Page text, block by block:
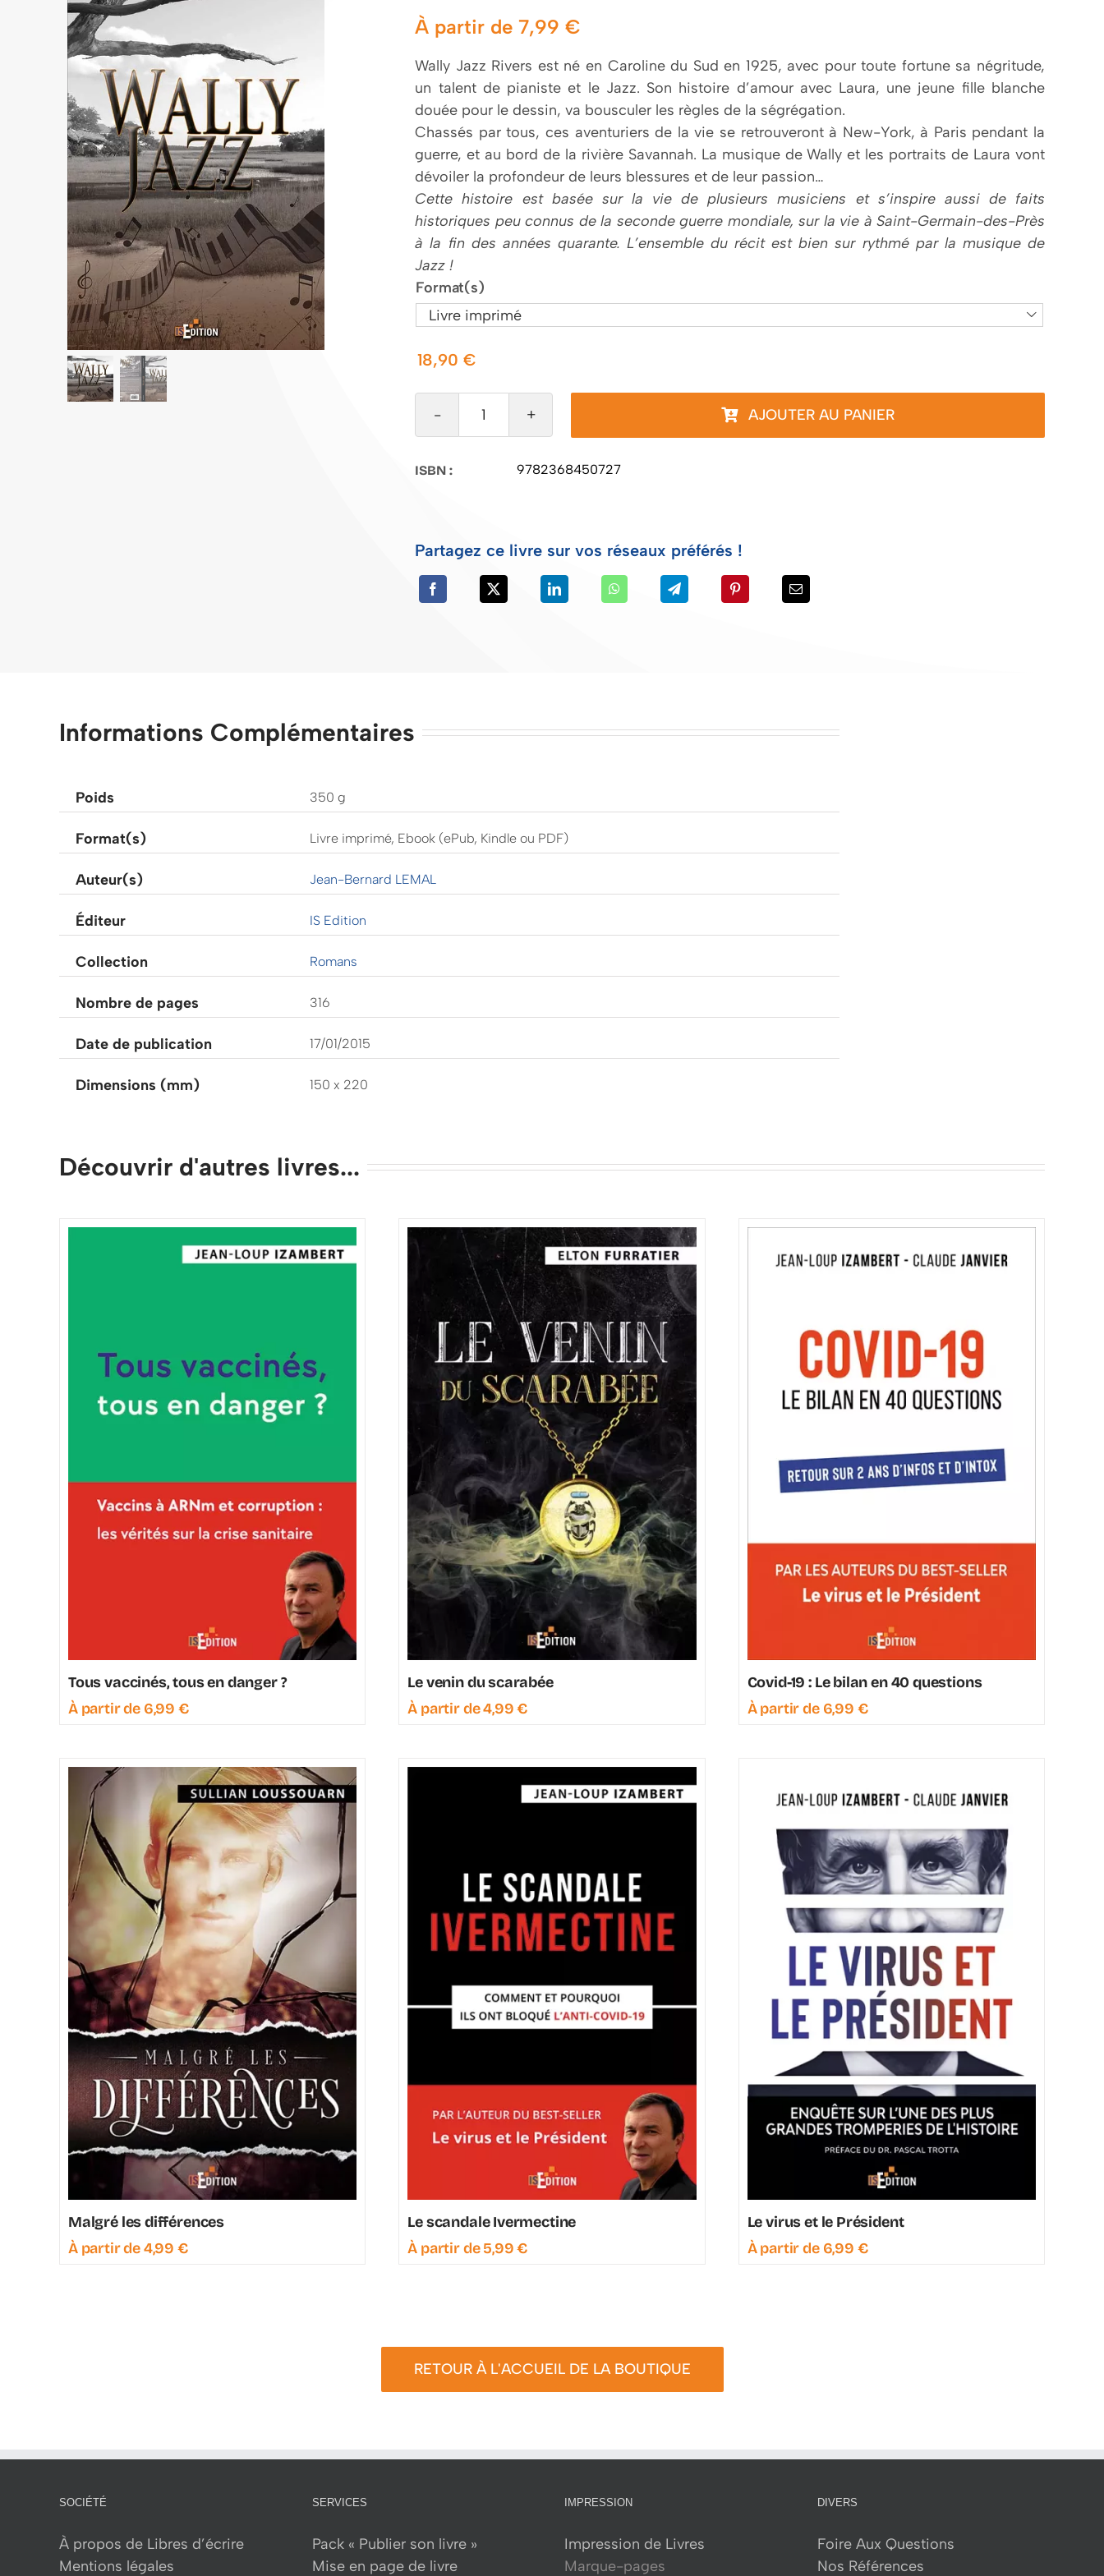
À partir de7,99€
Wally Jazz Rivers est né en Caroline du Sud en 1925, avec pour toute fortune sa négritude,
un talent de pianiste et le Jazz. Son histoire d’amour avec Laura, une jeune fille blanche
douée pour le dessin, va bousculer les règles de la ségrégation.
Chassés par tous, ces aventuriers de la vie se retrouveront à New-York, à Paris pendant la
guerre, et au bord de la rivière Savannah. La musique de Wally et les portraits de Laura vont
dévoiler la profondeur de leurs blessures et de leur passion…
Cette histoire est basée sur la vie de plusieurs musiciens et s’inspire aussi de faits
historiques peu connus de la seconde guerre mondiale, sur la vie à Saint-Germain-des-Près
à la fin des années quarante. L’ensemble du récit est bien sur rythmé par la musique de
Jazz !
Format(s)

18,90€
quantité
Wally
AJOUTER AU PANIER
ISBN : 9782368450727
Partagez ce livre sur vos réseaux préférés !
Informations Complémentaires
Poids 350 g
Format(s) Livre imprimé, Ebook (ePub, Kindle ou PDF)
Auteur(s) Jean-Bernard LEMAL
Éditeur IS Edition
Collection Romans
Nombre de pages 316
Date de publication 17/01/2015
Dimensions (mm) 150 x 220
Découvrir d'autres livres...
Tous vaccinés, tous en danger ?
À partir de 6,99 €
Le venin du scarabée
À partir de4,99€
Covid-19 : Le bilan en 40 questions
À partir de 6,99 €
Malgré les différences
À partir de4,99 €
Le scandale Ivermectine
À partir de5,99€
Le virus et le Président
À partir de 6,99 €
RETOUR À L'ACCUEIL DE LA BOUTIQUE
SOCIÉTÉ
À propos de Libres d’écrire
Mentions légales
SERVICES
Pack « Publier son livre »
Mise en page de livre
IMPRESSION
Impression de Livres
Marque-pages
DIVERS
Foire Aux Questions
Nos Références